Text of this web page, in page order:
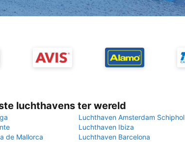
luchthavens ter wereld
Luchthaven Amsterdam Schiphol
Luchthaven Ibiza
de Mallorca
Luchthaven Barcelona